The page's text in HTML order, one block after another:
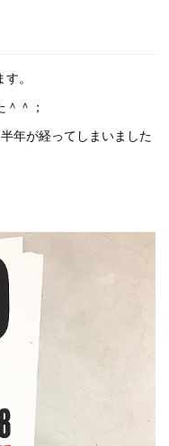
。
＾；
年が経ってしまいました